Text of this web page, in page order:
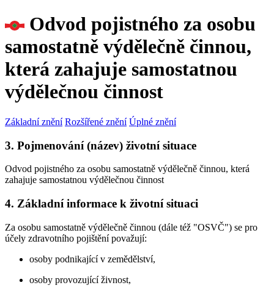
Odvod pojistného za osobu
samostatně výdělečně činnou,
která zahajuje samostatnou
výdělečnou činnost
Základní znění Rozšířené znění Úplné znění
3. Pojmenování (název) životní situace
Odvod pojistného za osobu samostatně výdělečně činnou, která
zahajuje samostatnou výdělečnou činnost
4. Základní informace k životní situaci
Za osobu samostatně výdělečně činnou (dále též "OSVČ") se pro
účely zdravotního pojištění považují:
osoby podnikající v zemědělství,
osoby provozující živnost,